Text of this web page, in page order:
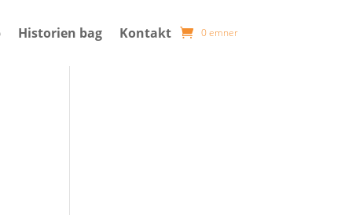
Historien bag Kontakt 0 emner